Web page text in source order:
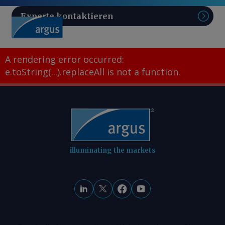
Experte kontaktieren
A rendering error occurred:
e.toString(...).replaceAll is not a function.
illuminating the markets